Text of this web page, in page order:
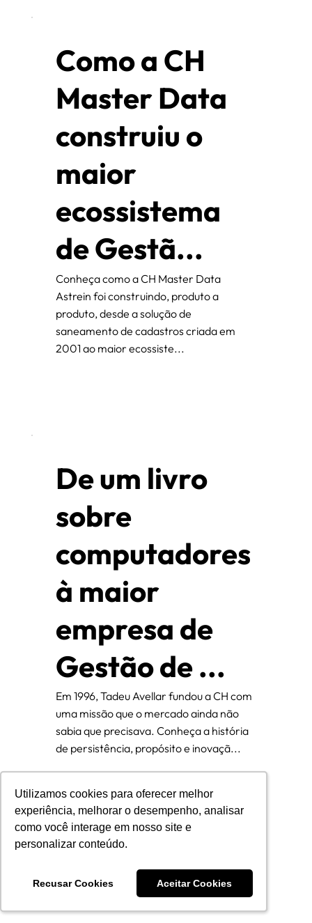
Utilizamos cookies para oferecer melhor
experiência, melhorar o desempenho, analisar
como você interage em nosso site e
personalizar conteúdo.
Recusar Cookies Aceitar Cookies
Utilizamos cookies para oferecer melhor
experiência, melhorar o desempenho, analisar
como você interage em nosso site e
personalizar conteúdo.
Recusar Cookies Aceitar Cookies
Como a CH
Master Data
construiu o
maior
ecossistema
de Gestã...
Conheça como a CH Master Data
Astrein foi construindo, produto a
produto, desde a solução de
saneamento de cadastros criada em
2001 ao maior ecossiste...
De um livro
sobre
computadores
à maior
empresa de
Gestão de ...
Em 1996, Tadeu Avellar fundou a CH com
uma missão que o mercado ainda não
sabia que precisava. Conheça a história
de persistência, propósito e inovaçã...
Cadeia de